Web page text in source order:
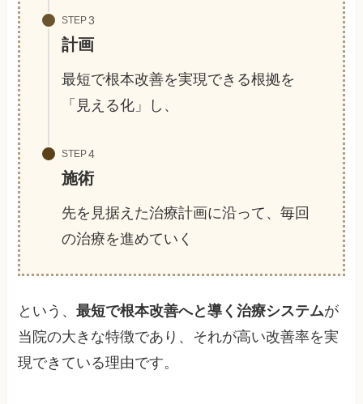
STEP
計画
最短で根本改善を実現できる根拠を
「見える化」し、
STEP
施術
先を見据えた治療計画に沿って、毎回
の治療を進めていく
という、最短で根本改善へと導く治療システムが
当院の大きな特徴であり、それが高い改善率を実
現できている理由です。